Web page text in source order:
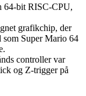
64-bit RISC-CPU,
grafikchip, der
Super Mario 64
controller var
og Z-trigger på